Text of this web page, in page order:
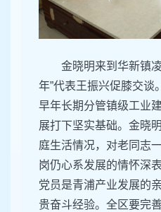
金晓明来到华新镇
年”代表王振兴促膝交谈
早年长期分管镇级工业
展打下坚实基础。金晓
庭生活情况，对老同志
岗仍心系发展的情怀深
党员是青浦产业发展的
贵奋斗经验。全区要完